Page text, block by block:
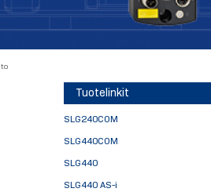
Tuotelinkit
SLG240COM
SLG440COM
SLG440
SLG440 AS-i